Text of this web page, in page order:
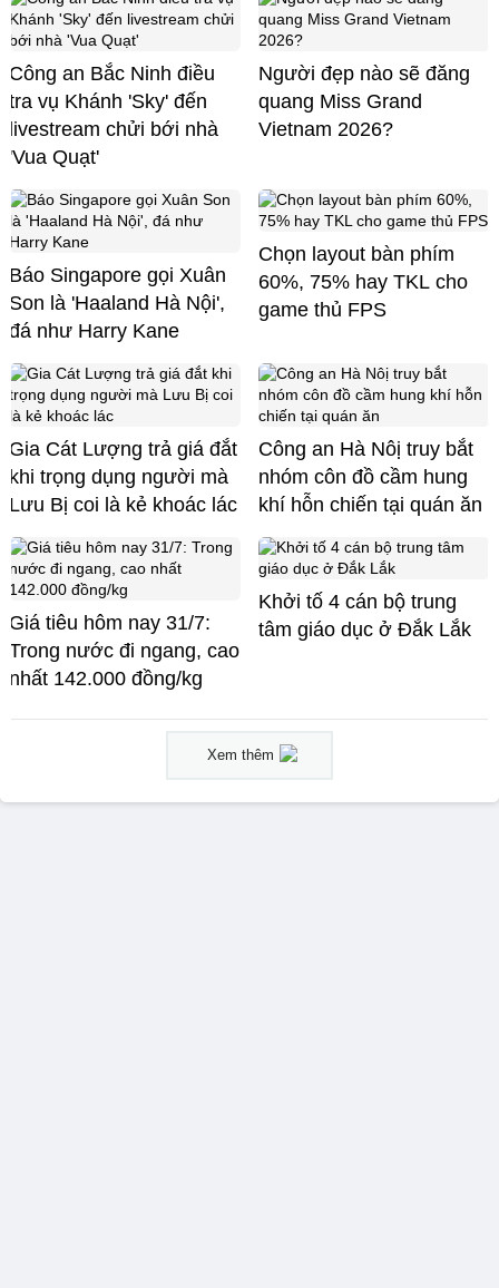
Công an Bắc Ninh điều
tra vụ Khánh 'Sky' đến
livestream chửi bới nhà
'Vua Quạt'
Người đẹp nào sẽ đăng
quang Miss Grand
Vietnam 2026?
Báo Singapore gọi Xuân
Son là 'Haaland Hà Nội',
đá như Harry Kane
Chọn layout bàn phím
60%, 75% hay TKL cho
game thủ FPS
Gia Cát Lượng trả giá đắt
khi trọng dụng người mà
Lưu Bị coi là kẻ khoác lác
Công an Hà Nôị truy bắt
nhóm côn đồ cầm hung
khí hỗn chiến tại quán ăn
Giá tiêu hôm nay 31/7:
Trong nước đi ngang, cao
nhất 142.000 đồng/kg
Khởi tố 4 cán bộ trung
tâm giáo dục ở Đắk Lắk
Xem thêm